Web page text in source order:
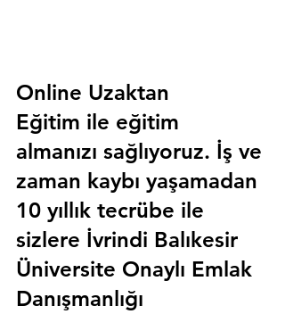
Online Uzaktan
Eğitim ile eğitim
almanızı sağlıyoruz. İş ve
zaman kaybı yaşamadan
10 yıllık tecrübe ile
sizlere İvrindi Balıkesir
Üniversite Onaylı Emlak
Danışmanlığı